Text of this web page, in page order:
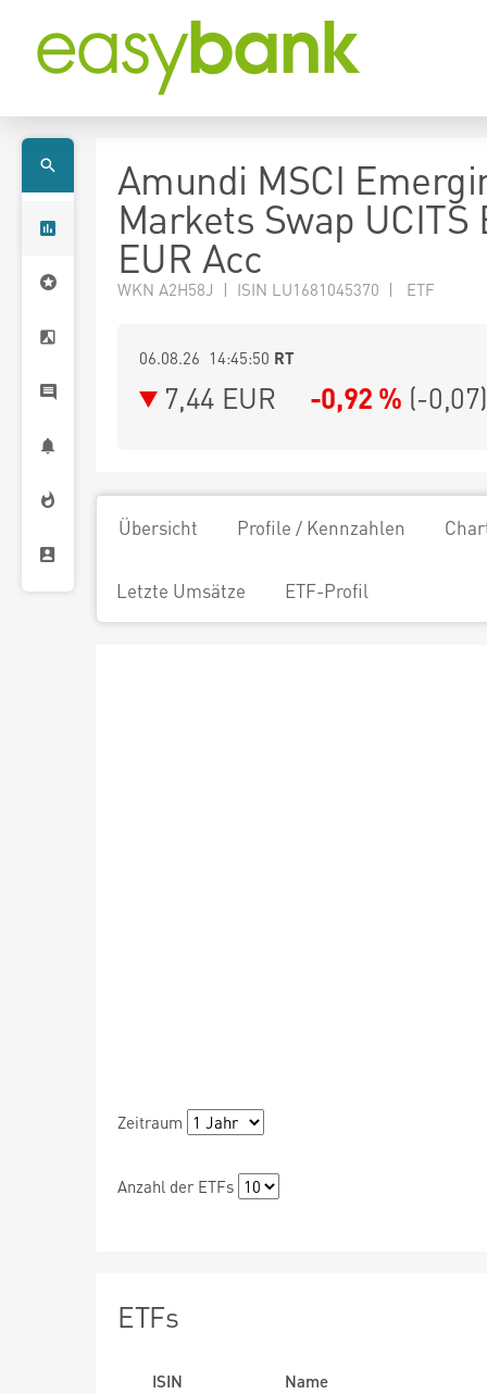
Amundi MSCI
Markets Swap UCITS
EUR Acc
WKN A2H58J | ISIN LU1681045370 | ETF
06.08.26 14:45:50 RT
7,44 EUR -0,92 % (-0,07)
Übersicht Profile / Kennzahlen
Letzte Umsätze ETF-Profil
Zeitraum
Anzahl der ETFs
ETFs
ISIN
Name